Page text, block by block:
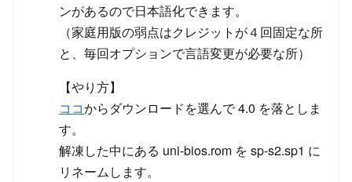
ンがあるので日本語化できます。
（家庭用版の弱点はクレジットが４回固定な所
と、毎回オプションで言語変更が必要な所）
【やり方】
ココからダウンロードを選んで 4.0 を落としま
す。
解凍した中にある uni-bios.rom を sp-s2.sp1 に
リネームします。